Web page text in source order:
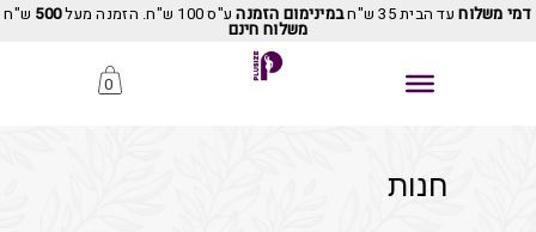
דמי משלוחעד הבית 35 ש"ח במינימום הזמנהע"ס 100 ש"ח. הזמנה מעל 500 ש"ח
משלוח חינם
0
חנות